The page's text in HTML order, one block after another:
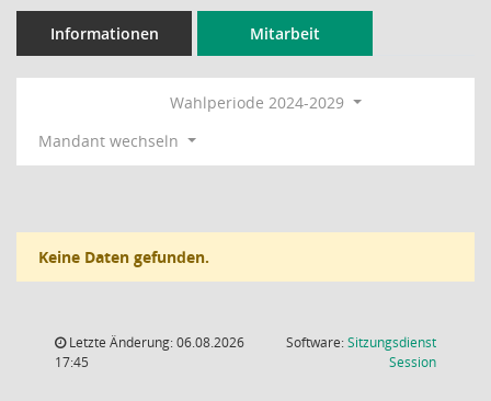
Informationen Mitarbeit
Wahlperiode 2024-2029
Mandant wechseln
Keine Daten gefunden.
Letzte Änderung: 06.08.2026
17:45
Software:Sitzungsdienst
Session(Wird in